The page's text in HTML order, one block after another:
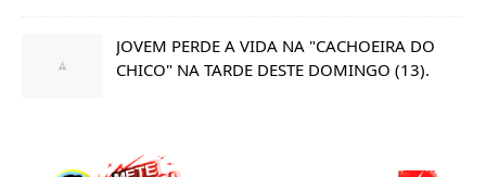
JOVEM PERDE A VIDA NA "CACHOEIRA DO
CHICO" NA TARDE DESTE DOMINGO (13).